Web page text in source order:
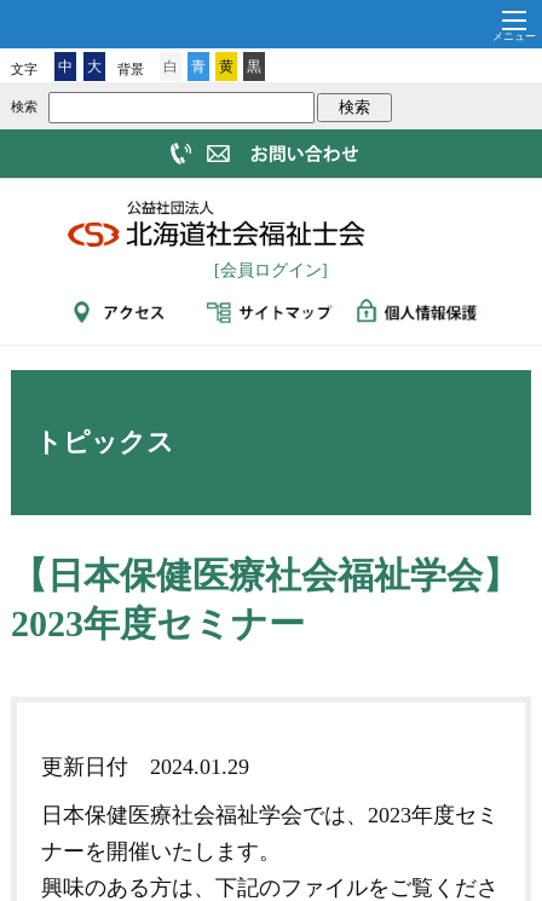
文字 中 大 背景 白 青 黄 黒
検索
[会員ログイン]
トピックス
【日本保健医療社会福祉学会】
2023年度セミナー
更新日付 2024.01.29
日本保健医療社会福祉学会では、2023年度セミ
ナーを開催いたします。
興味のある方は、下記のファイルをご覧くださ